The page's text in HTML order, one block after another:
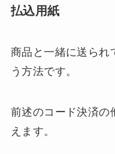
払込用紙
商品と一緒に送られ
う方法です。
前述のコード決済の
えます。